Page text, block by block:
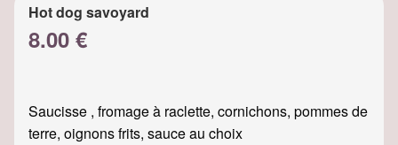
Hot dog savoyard
8.00 €
Saucisse , fromage à raclette, cornichons, pommes de
terre, oignons frits, sauce au choix